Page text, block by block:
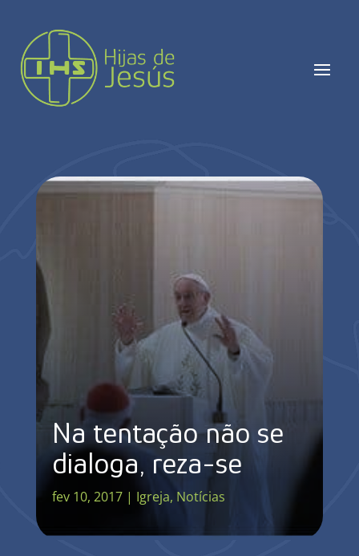
Na tentação não se
dialoga, reza-se
fev 10, 2017| Igreja, Notícias